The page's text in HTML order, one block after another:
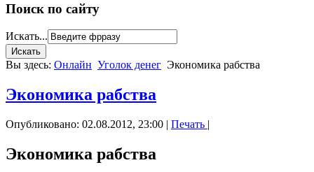
Поиск по сайту
Искать...
Вы здесь: Онлайн Уголок денег Экономика рабства
Экономика рабства
Опубликовано: 02.08.2012, 23:00 | Печать |
Экономика рабства